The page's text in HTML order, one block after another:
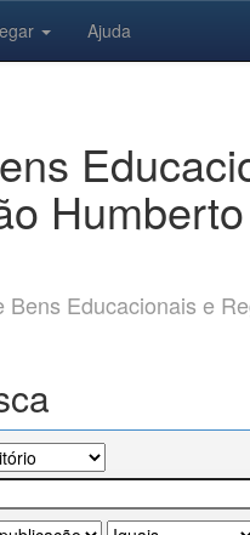
Ajuda
Bens Educacionais e